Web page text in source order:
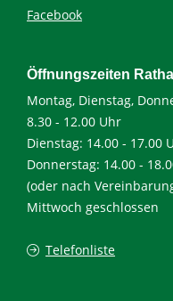
Facebook
Öffnungszeiten
Montag, Dienstag,
8.30 - 12.00 Uhr
Dienstag: 14.00 - 17.00
Donnerstag: 14.00 -
(oder nach
Mittwoch geschlossen
Telefonliste